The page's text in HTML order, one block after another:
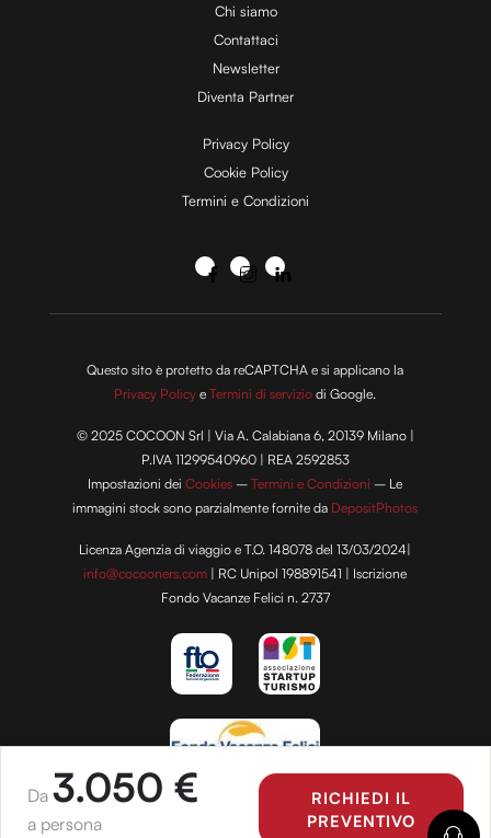
Da 3.050 €
a persona
RICHIEDI IL
PREVENTIVO
Chi siamo
Contattaci
Newsletter
Diventa Partner
Privacy Policy
Cookie Policy
Termini e Condizioni
Questo sito è protetto da reCAPTCHA e si applicano la
Privacy Policy eTermini di servizio di Google.
© 2025 COCOON Srl | Via A. Calabiana 6, 20139 Milano |
P.IVA 11299540960 | REA 2592853
Impostazioni deiCookies –Termini e Condizioni – Le
immagini stock sono parzialmente fornite da DepositPhotos
Licenza Agenzia di viaggio e T.O. 148078 del 13/03/2024|
info@cocooners.com | RC Unipol 198891541 | Iscrizione
Fondo Vacanze Felici n. 2737